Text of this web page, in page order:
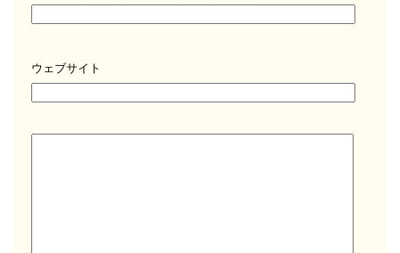
ウェブサイト